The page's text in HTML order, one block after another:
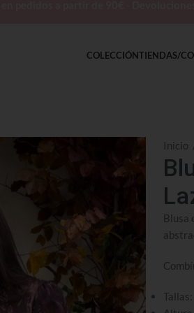
COLECCIÓNTIENDAS/
Inicio
Blusa